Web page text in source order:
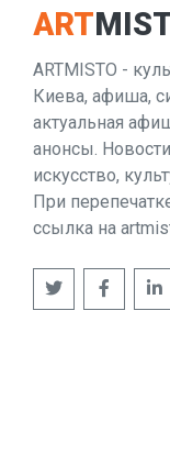
ART
ARTMISTO -
Киева, афиша,
актуальная
анонсы.
искусство,
При
ссылка на